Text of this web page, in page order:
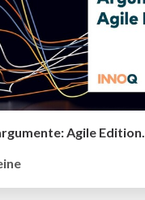
Agile Edition.